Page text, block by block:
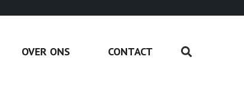
OVER ONS CONTACT